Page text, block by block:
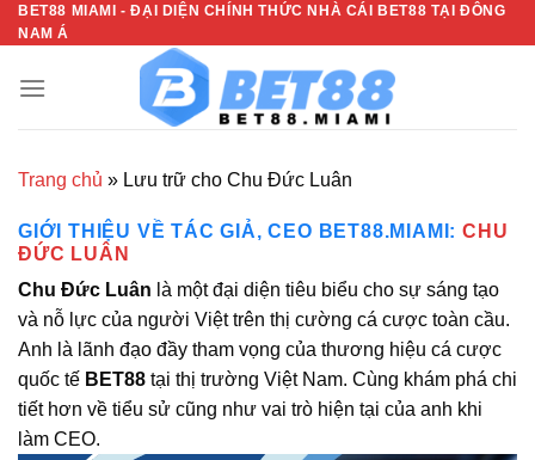
Bỏ
qua
dung
BET88 MIAMI - ĐẠI DIỆN CHÍNH THỨC NHÀ CÁI BET88 TẠI ĐÔNG
NAM Á
Trang chủ » Lưu trữ cho Chu Đức Luân
GIỚI THIỆU VỀ TÁC GIẢ, CEO BET88.MIAMI: CHU
ĐỨC LUÂN
Chu Đức Luân là một đại diện tiêu biểu cho sự sáng tạo
và nỗ lực của người Việt trên thị cường cá cược toàn cầu.
Anh là lãnh đạo đầy tham vọng của thương hiệu cá cược
quốc tế BET88 tại thị trường Việt Nam. Cùng khám phá chi
tiết hơn về tiểu sử cũng như vai trò hiện tại của anh khi
làm CEO.